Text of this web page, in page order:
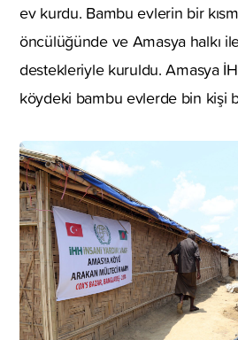
ev kurdu. Bambu evlerin bir
öncülüğünde ve Amasya halkı
destekleriyle kuruldu. Amasya
köydeki bambu evlerde bin kişi